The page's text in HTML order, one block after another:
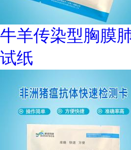
牛羊传染型胸膜
试纸